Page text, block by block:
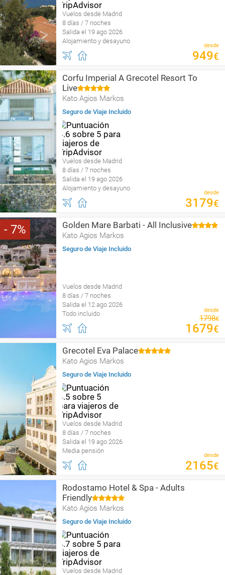
Vuelos desde Madrid
8 días / 7 noches
Salida el 19 ago 2026
Alojamiento y desayuno
desde
949€
Corfu Imperial A Grecotel Resort To
Live
Kato Agios Markos
Seguro de Viaje Incluido
Vuelos desde Madrid
8 días / 7 noches
Salida el 19 ago 2026
Alojamiento y desayuno
desde
3179€
7 Golden Mare Barbati - All Inclusive
Kato Agios Markos
Seguro de Viaje Incluido
Vuelos desde Madrid
8 días / 7 noches
Salida el 12 ago 2026
Todo incluido
desde
1798€
1679€
Grecotel Eva Palace
Kato Agios Markos
Seguro de Viaje Incluido
Vuelos desde Madrid
8 días / 7 noches
Salida el 19 ago 2026
Media pensión
desde
2165€
Rodostamo Hotel & Spa - Adults
Friendly
Kato Agios Markos
Seguro de Viaje Incluido
Vuelos desde Madrid